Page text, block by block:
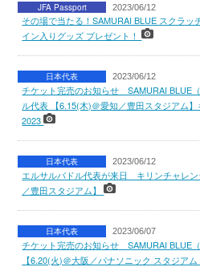
JFA Passport 2023/06/12
その場で当たる！SAMURAI BLUE スクラッ
イン入りグッズ プレゼント！
日本代表 2023/06/12
チケット完売のお知らせ SAMURAI BLUE
ル代表 【6.15(木)＠愛知／豊田スタジアム
2023
日本代表 2023/06/12
エルサルバドル代表が来日 キリンチャレン
／豊田スタジアム】
日本代表 2023/06/07
チケット完売のお知らせ SAMURAI BLUE
【6.20(火)＠大阪／パナソニック スタジア